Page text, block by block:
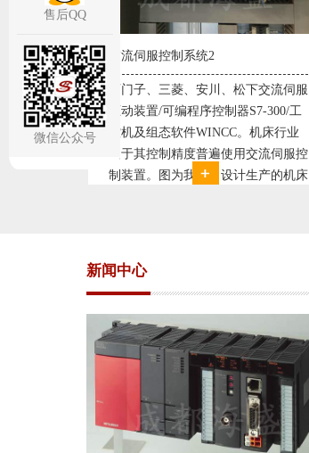
流伺服
300/工
行业
变频恒压供水系统1
变频恒压供水系统是利用交流电机无
极调速技术原理，采用PID闭环控制
使供水随着使用变化而变化，从而维
持供水设定压力恒定。他比传统电接
点、远传压力表供水水压恒定，因此
新闻中心
售后QQ
微信公众号